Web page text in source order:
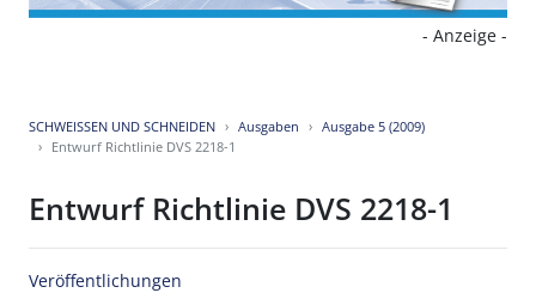
- Anzeige -
SCHWEISSEN UND SCHNEIDEN Ausgaben
Ausgabe 5 (2009)
Entwurf Richtlinie DVS 2218-1
Entwurf Richtlinie DVS 2218-1
Veröffentlichungen